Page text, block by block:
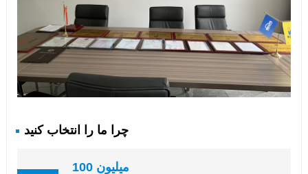
چرا ما را انتخاب کنید
100 میلیون